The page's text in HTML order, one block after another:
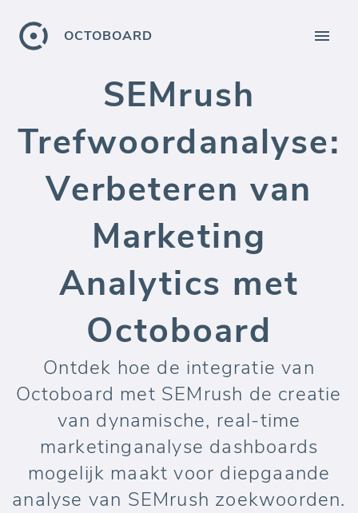
OCTOBOARD
SEMrush
Trefwoordanalyse:
Verbeteren van
Marketing
Analytics met
Octoboard
Ontdek hoe de integratie van
Octoboard met SEMrush de creatie
van dynamische, real-time
marketinganalyse dashboards
mogelijk maakt voor diepgaande
analyse van SEMrush zoekwoorden.